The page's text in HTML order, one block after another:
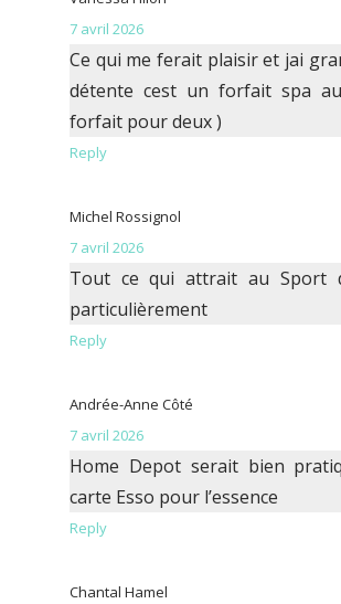
7 avril 2026
Ce qui me ferait plaisir et jai
détente cest un forfait spa
forfait pour deux )
Reply
Michel Rossignol
7 avril 2026
Tout ce qui attrait au Sport
particulièrement
Reply
Andrée-Anne Côté
7 avril 2026
Home Depot serait bien
carte Esso pour l’essence
Reply
Chantal Hamel